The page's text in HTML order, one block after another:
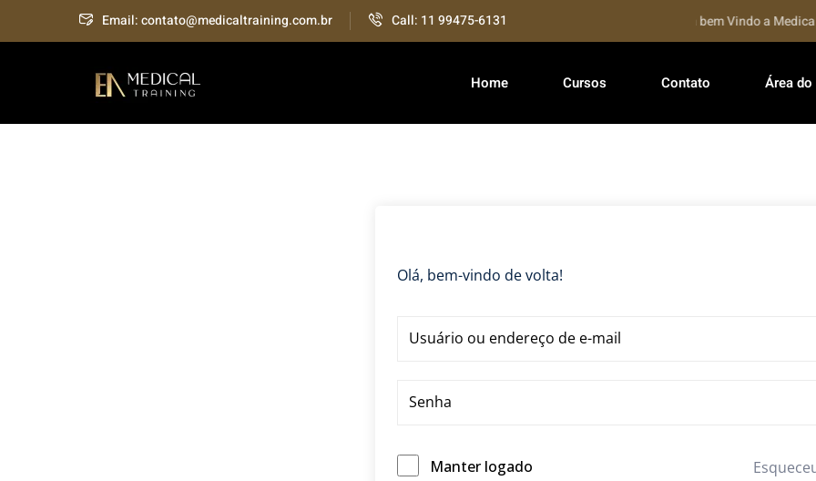
Email: contato@medicaltraining.com.br Call: 11 99475-6131 Seja bem Vindo a
Home Cursos Contato Área
Olá, bem-vindo de volta!
Manter logado